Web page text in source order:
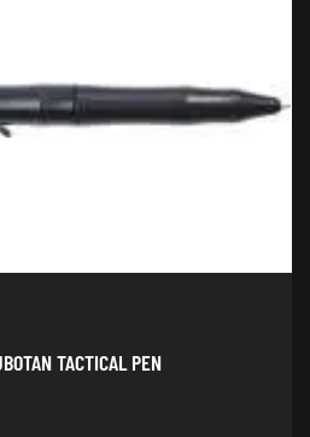
TACTICAL PEN